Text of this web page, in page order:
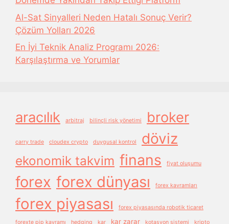
Al-Sat Sinyalleri Neden Hatalı Sonuç Verir?
Çözüm Yolları 2026
En İyi Teknik Analiz Programı 2026:
Karşılaştırma ve Yorumlar
aracılık arbitraj bilinçli risk yönetimi broker
carry trade cloudex crypto duygusal kontrol döviz
ekonomik takvim finans fiyat oluşumu
forex forex dünyası forex kavramları
forex piyasası forex piyasasında robotik ticaret
forexte pip kavramı hedging kar kar zarar kotasyon sistemi kripto